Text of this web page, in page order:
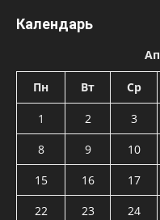
Календарь
Пн Вт Ср
1 2 3
8
9 10
15
16 17
22
23 24